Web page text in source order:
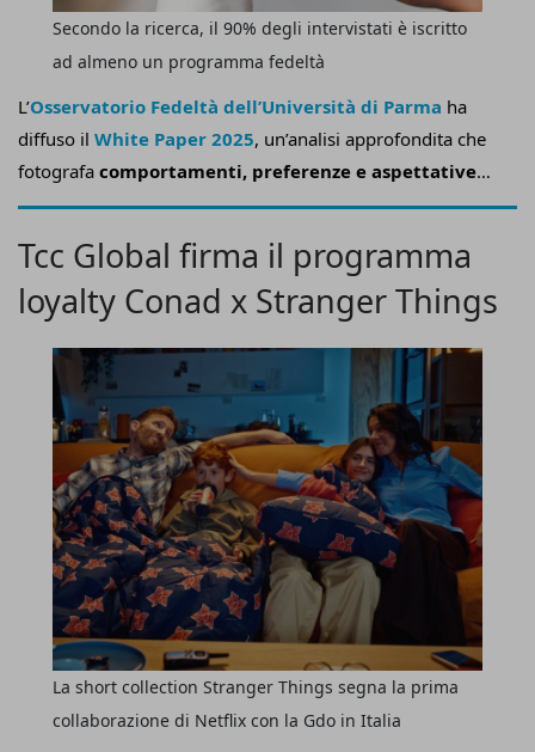
L’Osservatorio Fedeltà dell’Università di Parma ha
diffuso il White Paper 2025, un’analisi approfondita che
fotografa comportamenti, preferenze e aspettative
delle diverse generazioni italiane nei confronti dei
registrati.
Secondo la ricerca, il 90% degli intervistati è iscritto
ad almeno un programma fedeltà
Tcc Global firma il programma
loyalty Conad x Stranger Things
La short collection Stranger Things segna la prima
collaborazione di Netflix con la Gdo in Italia